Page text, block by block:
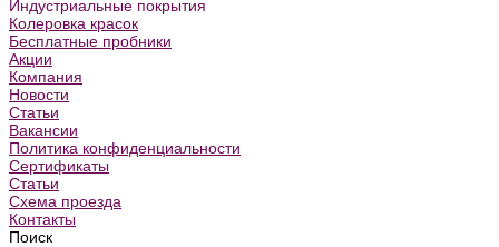
Индустриальные покрытия
Колеровка красок
Бесплатные пробники
Акции
Компания
Новости
Статьи
Вакансии
Политика конфиденциальности
Сертификаты
Статьи
Схема проезда
Контакты
Поиск